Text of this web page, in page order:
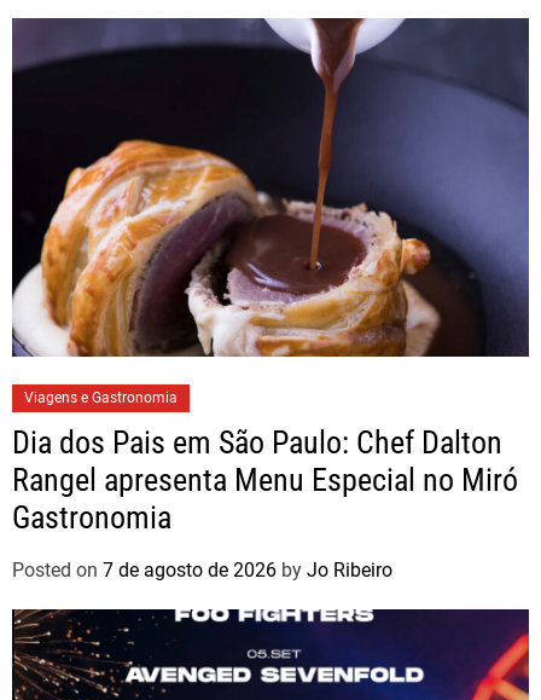
Viagens e Gastronomia
Dia dos Pais em São Paulo: Chef Dalton
Rangel apresenta Menu Especial no Miró
Gastronomia
Posted on 7 de agosto de 2026 by Jo Ribeiro